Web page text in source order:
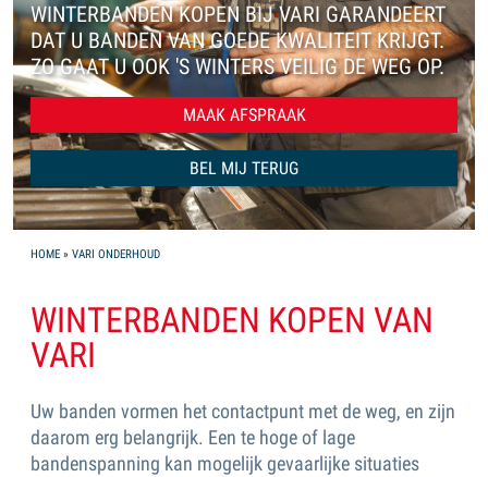
WINTERBANDEN KOPEN BIJ VARI GARANDEERT
DAT U BANDEN VAN GOEDE KWALITEIT KRIJGT.
ZO GAAT U OOK 'S WINTERS VEILIG DE WEG OP.
MAAK AFSPRAAK
Dit veld s.v.p. niet invullen
BEL MIJ TERUG
YOU ARE HERE
HOME » VARI ONDERHOUD
WINTERBANDEN KOPEN VAN
VARI
Uw banden vormen het contactpunt met de weg, en zijn
daarom erg belangrijk. Een te hoge of lage
bandenspanning kan mogelijk gevaarlijke situaties